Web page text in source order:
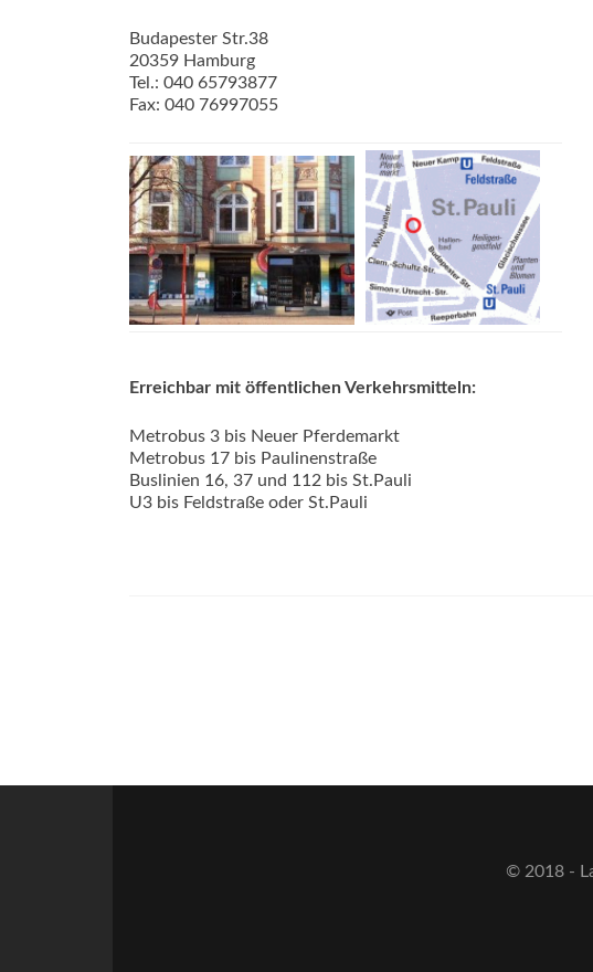
Budapester Str.38
20359 Hamburg
Tel.: 040 65793877
Fax: 040 76997055
Erreichbar mit öffentlichen Verkehrsmitteln:
Metrobus 3 bis Neuer Pferdemarkt
Metrobus 17 bis Paulinenstraße
Buslinien 16, 37 und 112 bis St.Pauli
U3 bis Feldstraße oder St.Pauli
© 2018 -